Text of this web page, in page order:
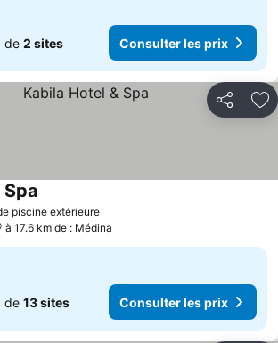
de 2 sites Consulter les prix
Partager
piscine extérieureConsulter les prix
à 17.6 km de : Médina
de 13 sites Consulter les prix